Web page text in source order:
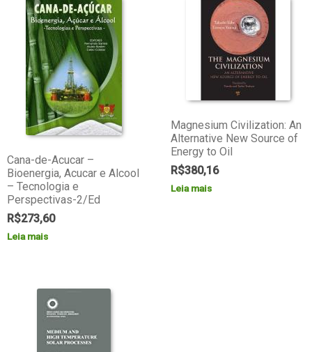
Cana-de-Acucar –
Bioenergia, Acucar e Alcool
– Tecnologia e
Perspectivas-2/Ed
R$273,60
Leia mais
Magnesium Civilization: An
Alternative New Source of
Energy to Oil
R$380,16
Leia mais